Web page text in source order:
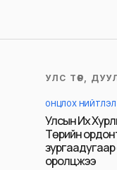
УЛС ТӨР,
ОНЦЛОХ НИЙТЛЭЛ
Улсын Их
Төрийн
зургаадугаар
оролцжээ